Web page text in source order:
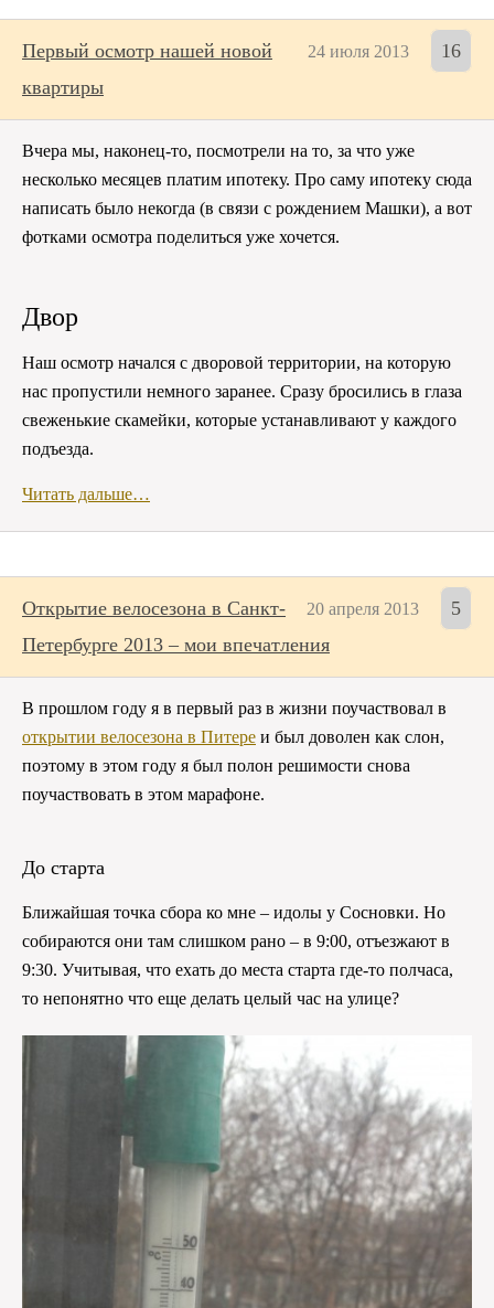
24 июля 2013 16
Первый осмотр нашей новой
квартиры
Вчера мы, наконец-то, посмотрели на то, за что уже
несколько месяцев платим ипотеку. Про саму ипотеку сюда
написать было некогда (в связи с рождением Машки), а вот
фотками осмотра поделиться уже хочется.
Двор
Наш осмотр начался с дворовой территории, на которую
нас пропустили немного заранее. Сразу бросились в глаза
свеженькие скамейки, которые устанавливают у каждого
подъезда.
Читать дальше…
20 апреля 2013 5
Открытие велосезона в Санкт-
Петербурге 2013 – мои впечатления
В прошлом году я в первый раз в жизни поучаствовал в
открытии велосезона в Питере и был доволен как слон,
поэтому в этом году я был полон решимости снова
поучаствовать в этом марафоне.
До старта
Ближайшая точка сбора ко мне – идолы у Сосновки. Но
собираются они там слишком рано – в 9:00, отъезжают в
9:30. Учитывая, что ехать до места старта где-то полчаса,
то непонятно что еще делать целый час на улице?